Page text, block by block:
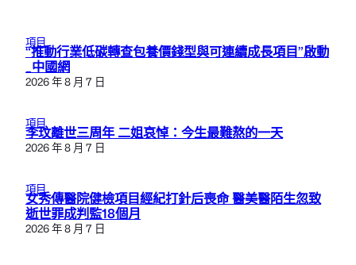
項目
“推動行業低碳轉查包養價錢型與可連續成長項目”啟動
_中國網
2026 年 8 月 7 日
項目
李玟離世三周年 二姐哀悼：今生最難熬的一天
2026 年 8 月 7 日
項目
女秀傳醫院健檢項目經紀打針后喪命 醫美醫陌生忽致
逝世罪成判監18個月
2026 年 8 月 7 日